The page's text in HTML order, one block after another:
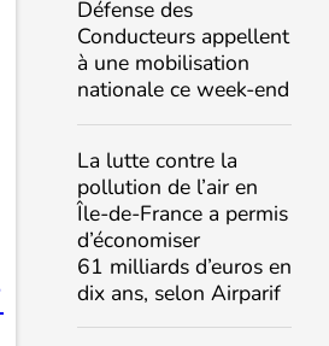
Défense des
Conducteurs appellent
à une mobilisation
nationale ce week-end
La lutte contre la
pollution de l’air en
Île-de-France a permis
d’économiser
61 milliards d’euros en
dix ans, selon Airparif